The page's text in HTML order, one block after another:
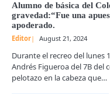
Alumno de básica del
gravedad:“Fue una
apoderado.
Editor August 21, 2024
Durante el recreo del lunes
Andrés Figueroa del 7B del
pelotazo en la cabeza que…